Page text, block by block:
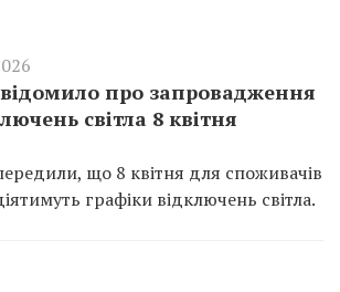
про запровадження
світла 8 квітня
що 8 квітня для споживачів
графіки відключень світла.